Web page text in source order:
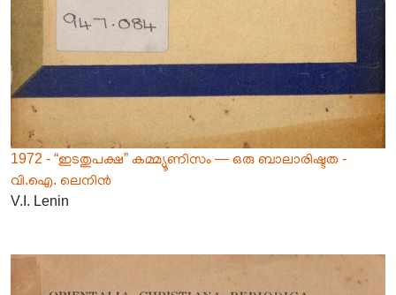
1972 - “ഇടതുപക്ഷ” കമ്മ്യൂണിസം — ഒരു ബാലാരിഷ്ടത -
വി.ഐ. ലെനിൻ
V.I. Lenin